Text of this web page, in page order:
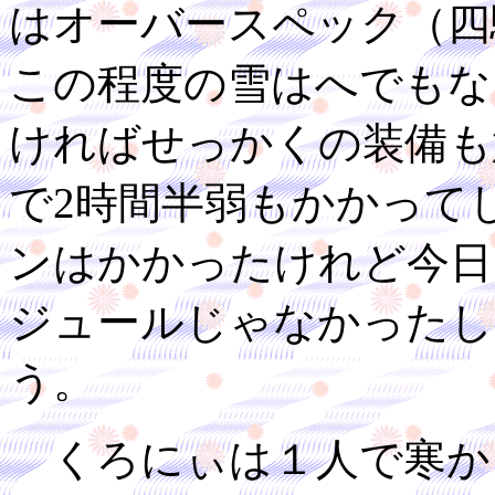
はオーバースペック（
この程度の雪はへでも
ければせっかくの装備
で2時間半弱もかかって
ンはかかったけれど今
ジュールじゃなかった
う。
くろにぃは１人で寒か